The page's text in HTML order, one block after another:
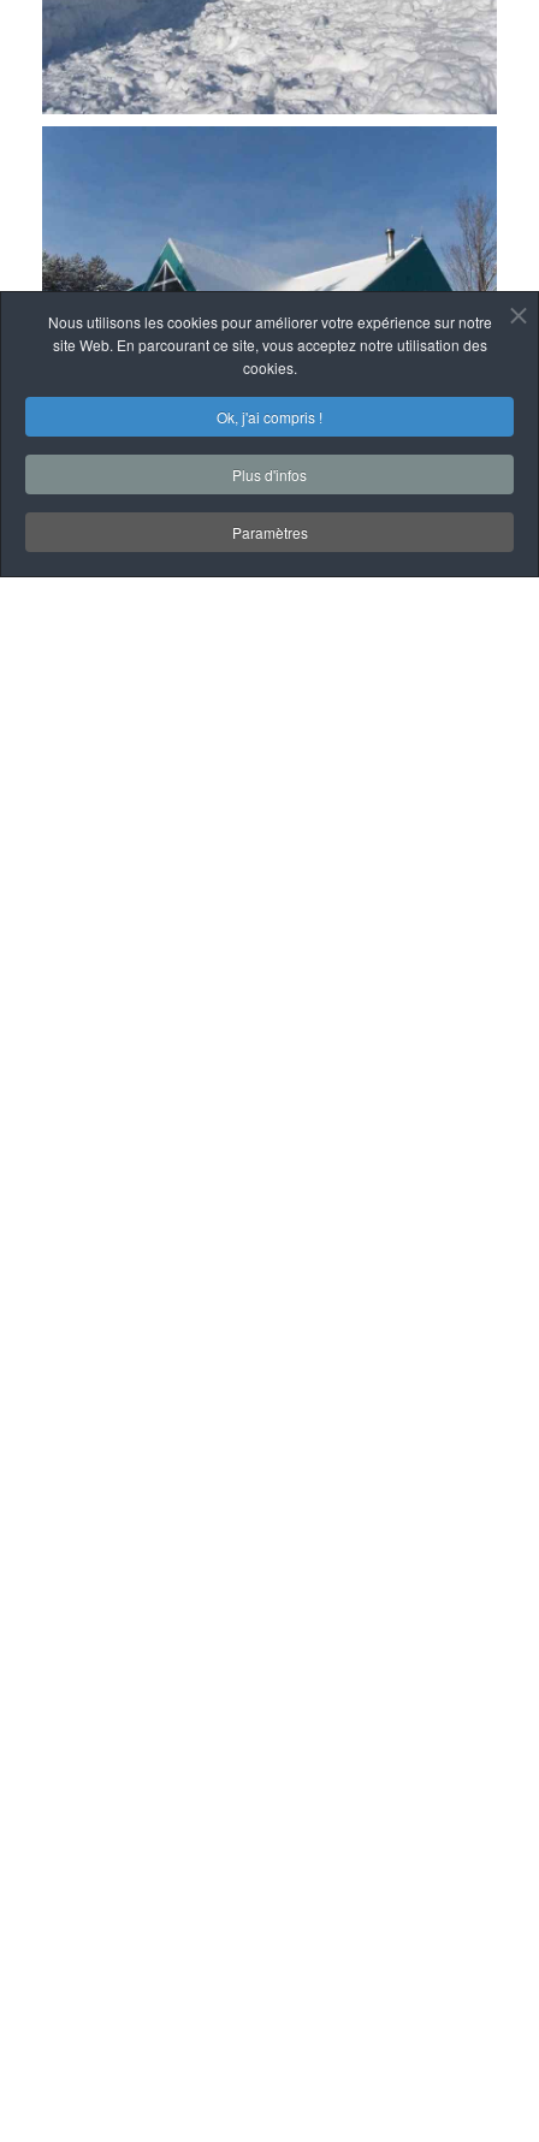
Nous utilisons les cookies pour améliorer votre expérience sur notre
site Web. En parcourant ce site, vous acceptez notre utilisation des
cookies.
Ok, j'ai compris !
Plus d'infos
Paramètres